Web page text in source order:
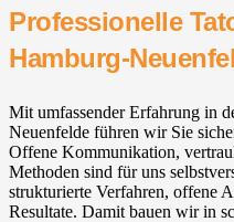
Professionelle
Hamburg-
Mit umfassender Erfahrung in
Neuenfelde führen wir Sie
Offene Kommunikation,
Methoden sind für uns
strukturierte Verfahren, offene
Resultate. Damit bauen wir in